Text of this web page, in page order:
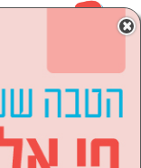
מכונות קפה
×